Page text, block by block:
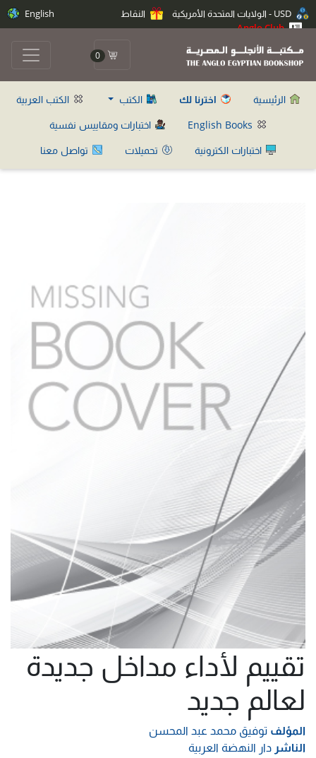
النقاط
Anglo Club
English
0
الرئيسية اخترنا لك الكتب
الكتب العربية
اختبارات ومقاييس نفسية
اختبارات الكترونية
تحميلات تواصل معنا
تقييم لأداء مداخل جديدة
لعالم جديد
المؤلف توفيق محمد عبد المحسن
الناشر دار النهضة العربية